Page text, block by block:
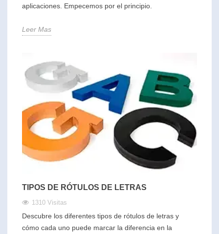
aplicaciones. Empecemos por el principio.
Leer Mas
TIPOS DE RÓTULOS DE LETRAS
1310 Visitas
Descubre los diferentes tipos de rótulos de letras y
cómo cada uno puede marcar la diferencia en la